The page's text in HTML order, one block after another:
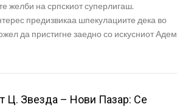
желби на српскиот суперлигаш.
предизвикаа шпекулациите дека во
да пристигне заедно со искусниот Адем
Ц. Звезда – Нови Пазар: Се